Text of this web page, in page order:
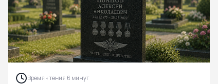
Время чтения 6 минут